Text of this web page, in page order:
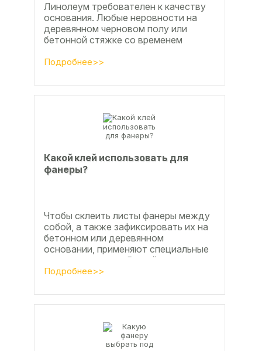
Линолеум требователен к качеству
основания. Любые неровности на
деревянном черновом полу или
бетонной стяжке со временем
Подробнее>>
Какой клей использовать для
фанеры?
Чтобы склеить листы фанеры между
собой, а также зафиксировать их на
бетонном или деревянном
основании, применяют специальные
клеевые составы. В этой статье
расскажем, какой клей...
Подробнее>>